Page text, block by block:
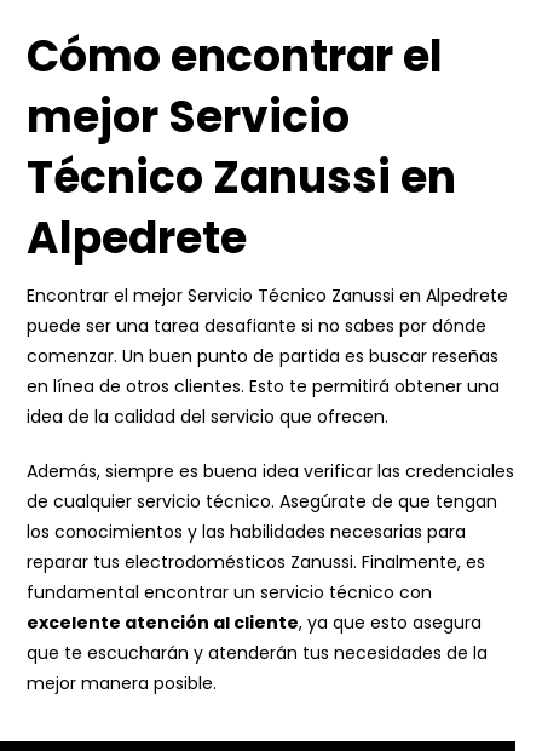
Cómo encontrar el
mejor Servicio
Técnico Zanussi en
Alpedrete
Encontrar el mejor Servicio Técnico Zanussi en Alpedrete
puede ser una tarea desafiante si no sabes por dónde
comenzar. Un buen punto de partida es buscar reseñas
en línea de otros clientes. Esto te permitirá obtener una
idea de la calidad del servicio que ofrecen.
Además, siempre es buena idea verificar las credenciales
de cualquier servicio técnico. Asegúrate de que tengan
los conocimientos y las habilidades necesarias para
reparar tus electrodomésticos Zanussi. Finalmente, es
fundamental encontrar un servicio técnico con
excelente atención al cliente, ya que esto asegura
que te escucharán y atenderán tus necesidades de la
mejor manera posible.